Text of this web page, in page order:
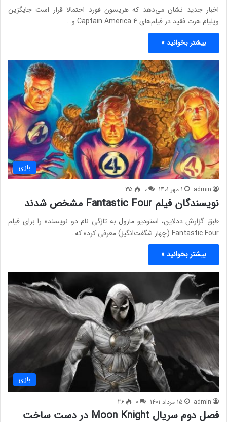
اخبار جدید نشان می‌دهد که هریسون فورد احتمالا قرار است جایگزین
ویلیام هرت فقید در فیلم‌های Captain America 4 و…
بیشتر بخوانید »
بازی
admin 1 مهر 1401 0
35
نویسندگان فیلم Fantastic Four مشخص شدند
طبق گزارش ددلاین، استودیو مارول به تازگی نام دو نویسنده را برای فیلم
Fantastic Four (چهار شگفت‌انگیز) معرفی کرده که…
بیشتر بخوانید »
بازی
admin 15 مرداد 1401 0
36
فصل دوم سریال Moon Knight در دست ساخت